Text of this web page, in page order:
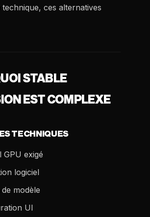
ces alternatives
STABLE
EST COMPLEXE
TECHNIQUES
GPU exigé
logiciel
modèle
UI